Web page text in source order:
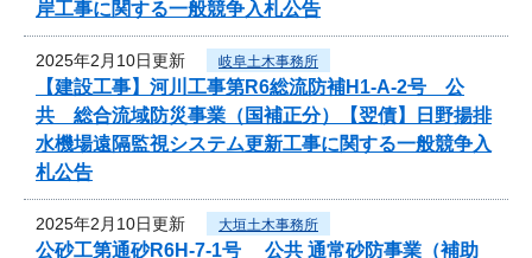
岸工事に関する一般競争入札公告
2025年2月10日更新 岐阜土木事務所
【建設工事】河川工事第R6総流防補H1-A-2号 公
共 総合流域防災事業（国補正分）【翌債】日野揚排
水機場遠隔監視システム更新工事に関する一般競争入
札公告
2025年2月10日更新 大垣土木事務所
公砂工第通砂R6H-7-1号 公共 通常砂防事業（補助